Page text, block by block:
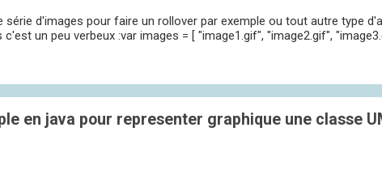
d'images pour faire un rollover par exemple ou tout autre type
un peu verbeux :var images = [ "image1.gif", "image2.gif",
en java pour representer graphique une classe